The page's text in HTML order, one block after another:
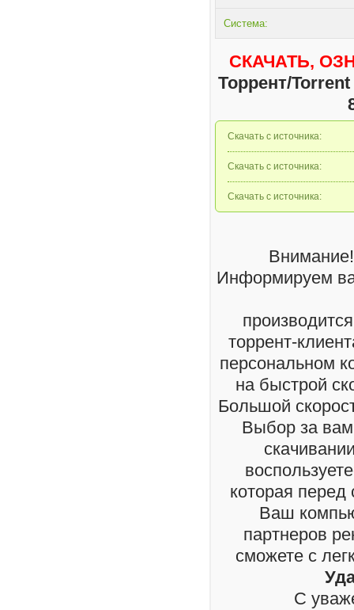
Система:
СКАЧАТЬ,
Торрент/
Скачать с источника:
Скачать с источника:
Скачать с источника:
Информируем
торрент-
персональном
на быстрой
Большой
Выбор за
которая
Ваш
партнеров
сможете с
С